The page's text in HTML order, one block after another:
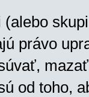
právo
od toho,